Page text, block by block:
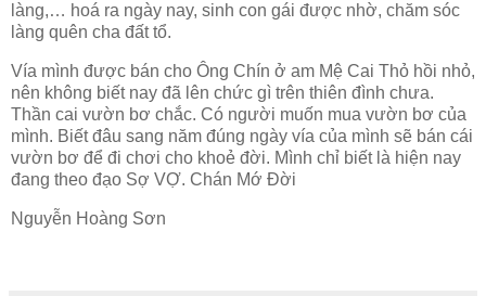
làng,… hoá ra ngày nay, sinh con gái được nhờ, chăm sóc
làng quên cha đất tổ.
Vía mình được bán cho Ông Chín ở am Mệ Cai Thỏ hồi nhỏ,
nên không biết nay đã lên chức gì trên thiên đình chưa.
Thần cai vườn bơ chắc. Có người muốn mua vườn bơ của
mình. Biết đâu sang năm đúng ngày vía của mình sẽ bán cái
vườn bơ để đi chơi cho khoẻ đời. Mình chỉ biết là hiện nay
đang theo đạo Sợ VỢ. Chán Mớ Đời
Nguyễn Hoàng Sơn